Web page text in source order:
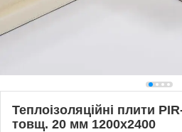
Теплоізоляційні плити
товщ. 20 мм 1200х2400